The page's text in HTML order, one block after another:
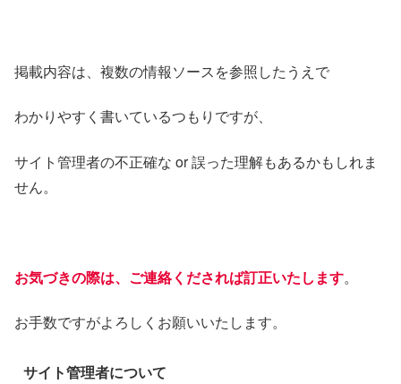
掲載内容は、複数の情報ソースを参照したうえで
わかりやすく書いているつもりですが、
サイト管理者の不正確な or 誤った理解もあるかもしれま
せん。
お気づきの際は、ご連絡くだされば訂正いたします。
お手数ですがよろしくお願いいたします。
サイト管理者について